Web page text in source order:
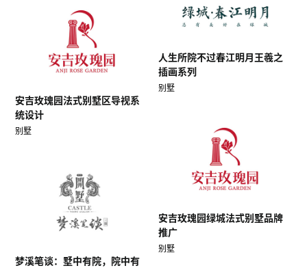
人生所院不过春江明月王羲之
插画系列
别墅
安吉玫瑰园法式别墅区导视系
统设计
别墅
安吉玫瑰园绿城法式别墅品牌
推广
别墅
梦溪笔谈：墅中有院，院中有